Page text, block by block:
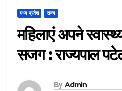
मध्य प्रदेश राज्य
महिलाएं अपने
सजग : राज्यपाल
By Admin